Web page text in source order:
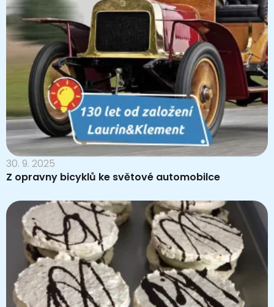
30. 9. 2025
Z opravny bicyklů ke světové automobilce